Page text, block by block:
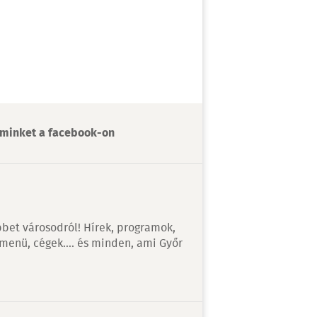
a facebook-on
városodról! Hírek, programok,
cégek…. és minden, ami Győr